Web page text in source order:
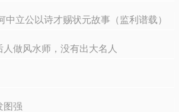
中立公以诗才赐状元故事（监利谱载）
做风水师，没有出大名人
图强